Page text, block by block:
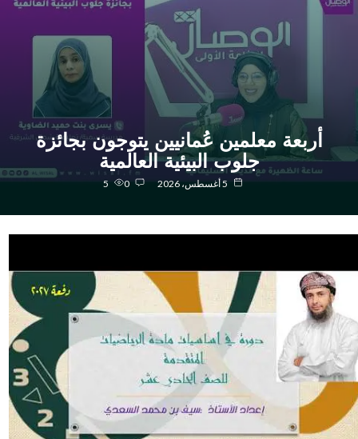
أربعة معلمين عُمانيين يتوجون بجائزة
جلوب البيئية العالمية
5